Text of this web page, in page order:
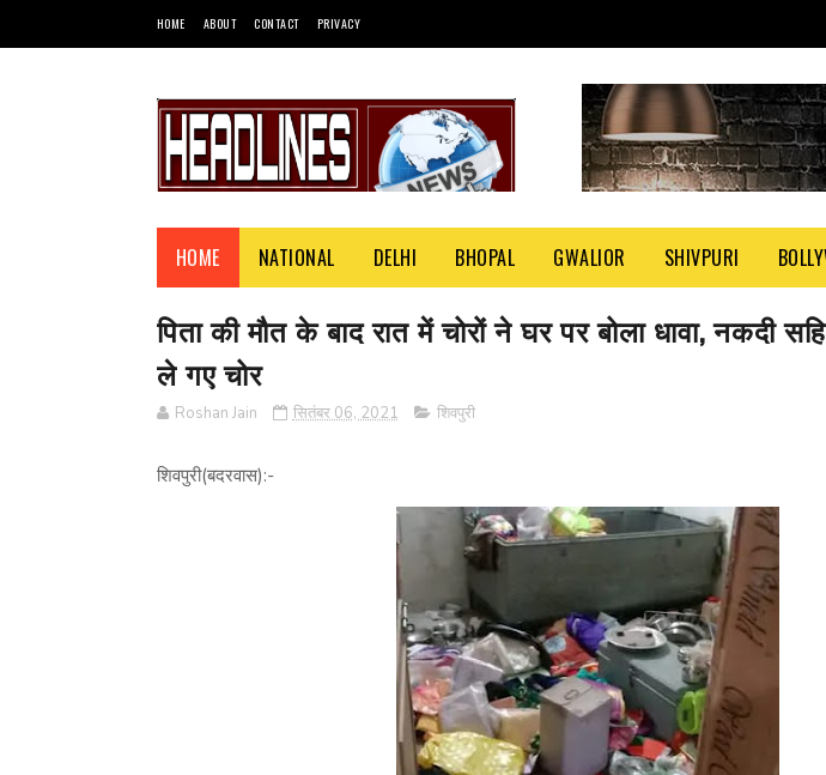
HOME ABOUT CONTACT PRIVACY
HOME NATIONAL DELHI BHOPAL GWALIOR SHIVPURI
पिता की मौत के बाद रात में चोरों ने घर पर बोला धावा, नकदी
ले गए चोर
Roshan Jain सितंबर 06, 2021 शिवपुरी
शिवपुरी(बदरवास):-